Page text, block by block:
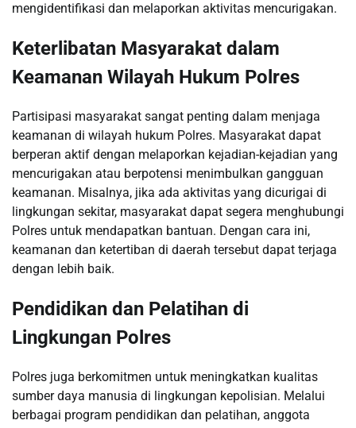
mengidentifikasi dan melaporkan aktivitas mencurigakan.
Keterlibatan Masyarakat dalam
Keamanan Wilayah Hukum Polres
Partisipasi masyarakat sangat penting dalam menjaga
keamanan di wilayah hukum Polres. Masyarakat dapat
berperan aktif dengan melaporkan kejadian-kejadian yang
mencurigakan atau berpotensi menimbulkan gangguan
keamanan. Misalnya, jika ada aktivitas yang dicurigai di
lingkungan sekitar, masyarakat dapat segera menghubungi
Polres untuk mendapatkan bantuan. Dengan cara ini,
keamanan dan ketertiban di daerah tersebut dapat terjaga
dengan lebih baik.
Pendidikan dan Pelatihan di
Lingkungan Polres
Polres juga berkomitmen untuk meningkatkan kualitas
sumber daya manusia di lingkungan kepolisian. Melalui
berbagai program pendidikan dan pelatihan, anggota